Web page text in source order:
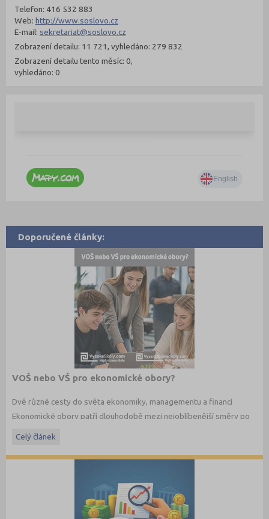
Telefon: 416 532 883
Web: http://www.soslovo.cz
E-mail: sekretariat@soslovo.cz
Zobrazení detailu: 11 721, vyhledáno: 279 832
Zobrazení detailu tento měsíc: 0,
vyhledáno: 0
Doporučené články:
VOŠ nebo VŠ pro ekonomické obory?
Dvě různé cesty do světa ekonomiky, managementu a financí
Ekonomické obory patří dlouhodobě mezi nejoblíbenější směry po
studovat, ale také jakým způsobem. Vedle vysokých škol dnes
ekonomické studium a úzké propojení s praxí.
Celý článek